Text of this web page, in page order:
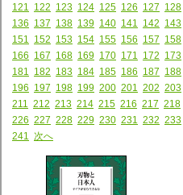
121
122 123 124 125 126 127 128
136 137 138 139 140 141 142 143
151
152 153 154 155 156 157 158
166 167 168 169 170 171 172 173
181
182 183 184 185 186 187 188
196 197 198 199 200 201 202 203
211
212 213 214 215 216 217 218
226 227 228 229 230 231 232 233
241
次へ